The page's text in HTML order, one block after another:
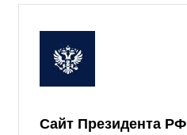
Сайт Президента РФ